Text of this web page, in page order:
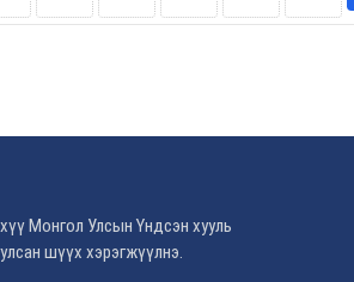
Монгол Улсын Үндсэн хууль
шүүх хэрэгжүүлнэ.